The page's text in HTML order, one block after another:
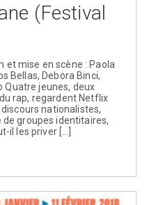
(Festival
et mise en scène : Paola
Bellas, Debora Binci,
Quatre jeunes, deux
rap, regardent Netflix
nationalistes,
de groupes identitaires,
il les priver […]